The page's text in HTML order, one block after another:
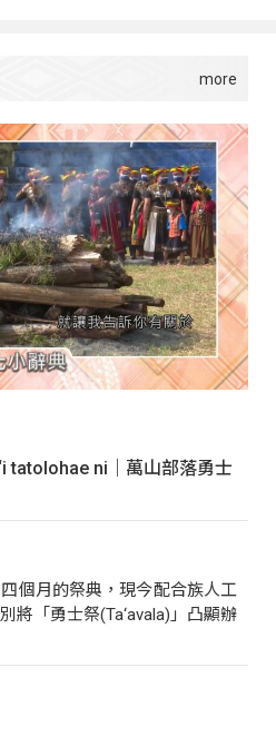
tatolohae ni｜萬山部落勇士
個月的祭典，現今配合族人工
將「勇士祭(Ta‘avala)」凸顯辦